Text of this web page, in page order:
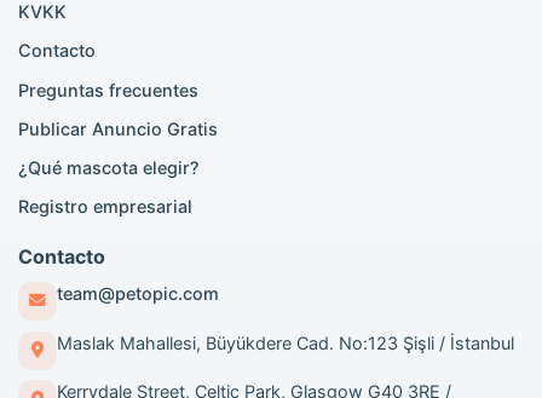
Madrid Pomeranian adopción
Barcelona British Shorthair venta
Barcelona Pomeranian adopción
Barcelona Golden Retriever adopción
Barcelona Caniche venta
Madrid Poodle venta
Valencia Pomeranian adopción
Valencia Pomeranian venta
Valencia Golden Retriever adopción
KVKK
Contacto
Preguntas frecuentes
Publicar Anuncio Gratis
¿Qué mascota elegir?
Registro empresarial
Contacto
team@petopic.com
Maslak Mahallesi, Büyükdere Cad. No:123 Şişli / İstanbul
Kerrydale Street, Celtic Park, Glasgow G40 3RE /